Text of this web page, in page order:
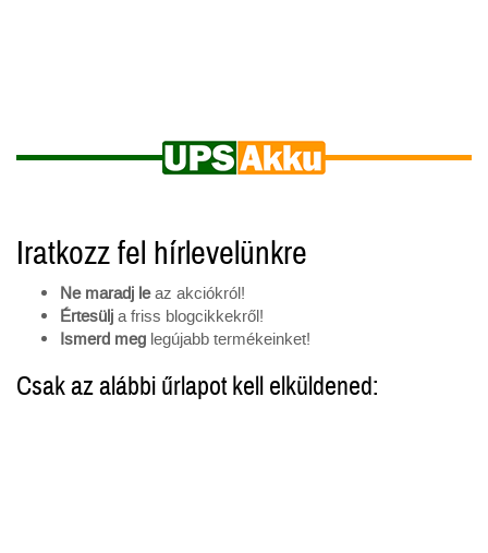
Iratkozz fel hírlevelünkre
Ne maradj leaz akciókról!
Értesülj a friss blogcikkekről!
Ismerd meg legújabb termékeinket!
Csak az alábbi űrlapot kell elküldened: